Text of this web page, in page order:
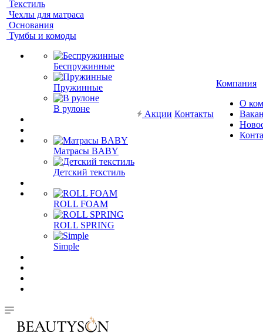
Текстиль
Чехлы для матраса
Основания
Тумбы и комоды
Беспружинные
Пружинные
В рулоне
Матрасы BABY
Детский текстиль
ROLL FOAM
ROLL SPRING
Simple
Акции Контакты
Компания
О